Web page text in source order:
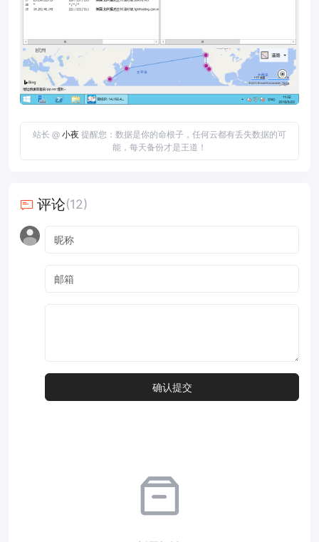
站长 @ 小夜 提醒您：数据是你的命根子，任何云都有丢失数据的可
能，每天备份才是王道！
评论(12)